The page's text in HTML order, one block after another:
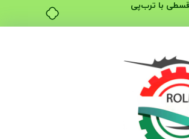
با ترب‌پی